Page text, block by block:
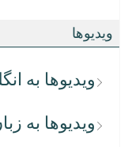
ویدیوها
ویدیوها به
ویدیوها به